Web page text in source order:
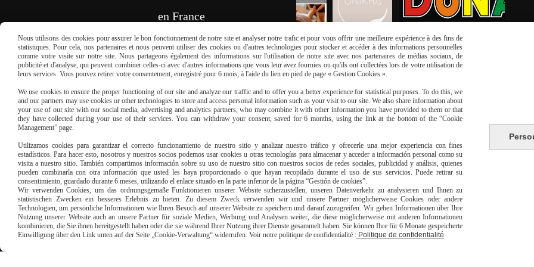
en France
REMPLISSEZ LE FORMULAIRE
livraison à domicile
Nous utilisons des cookies pour assurer le bon fonctionnement de notre site et analyser notre trafic et pour vous offrir une meilleure expérience à des fins de
statistiques. Pour cela, nos partenaires et nous peuvent utiliser des cookies ou d'autres technologies pour stocker et accéder à des informations personnelles
comme votre visite sur notre site. Nous partageons également des informations sur l'utilisation de notre site avec nos partenaires de médias sociaux, de
publicité et d'analyse, qui peuvent combiner celles-ci avec d'autres informations que vous leur avez fournies ou qu'ils ont collectées lors de votre utilisation de
leurs services. Vous pouvez retirer votre consentement, enregistré pour 6 mois, à l'aide du lien en pied de page « Gestion Cookies ».
We use cookies to ensure the proper functioning of our site and analyze our traffic and to offer you a better experience for statistical purposes. To do this, we
and our partners may use cookies or other technologies to store and access personal information such as your visit to our site. We also share information about
your use of our site with our social media, advertising and analytics partners, who may combine it with other information you have provided to them or that
they have collected during your use of their services. You can withdraw your consent, saved for 6 months, using the link at the bottom of the “Cookie
Management” page.
Utilizamos cookies para garantizar el correcto funcionamiento de nuestro sitio y analizar nuestro tráfico y ofrecerle una mejor experiencia con fines
estadísticos. Para hacer esto, nosotros y nuestros socios podemos usar cookies u otras tecnologías para almacenar y acceder a información personal como su
visita a nuestro sitio. También compartimos información sobre su uso de nuestro sitio con nuestros socios de redes sociales, publicidad y análisis, quienes
pueden combinarla con otra información que usted les haya proporcionado o que hayan recopilado durante el uso de sus servicios. Puede retirar su
consentimiento, guardado durante 6 meses, utilizando el enlace situado en la parte inferior de la página “Gestión de cookies”.
Wir verwenden Cookies, um das ordnungsgemäße Funktionieren unserer Website sicherzustellen, unseren Datenverkehr zu analysieren und Ihnen zu
statistischen Zwecken ein besseres Erlebnis zu bieten. Zu diesem Zweck verwenden wir und unsere Partner möglicherweise Cookies oder andere
Technologien, um persönliche Informationen wie Ihren Besuch auf unserer Website zu speichern und darauf zuzugreifen. Wir geben Informationen über Ihre
Nutzung unserer Website auch an unsere Partner für soziale Medien, Werbung und Analysen weiter, die diese möglicherweise mit anderen Informationen
kombinieren, die Sie ihnen bereitgestellt haben oder die sie während Ihrer Nutzung ihrer Dienste gesammelt haben. Sie können Ihre für 6 Monate gespeicherte
Einwilligung über den Link unten auf der Seite „Cookie-Verwaltung“ widerrufen. Voir notre politique de confidentialité : Politique de confidentialité